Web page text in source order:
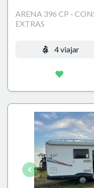
ARENA 396 CP -
EXTRAS
4 viajar